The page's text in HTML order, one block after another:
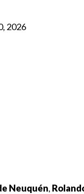
2026
Neuquén,